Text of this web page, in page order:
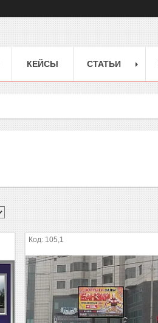
КЕЙСЫ СТАТЬИ
105,1